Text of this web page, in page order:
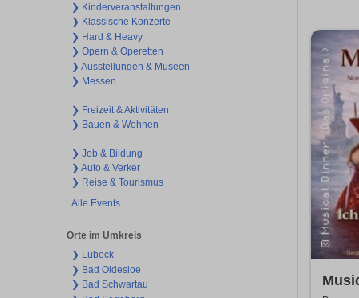
❯ Kinderveranstaltungen
❯ Klassische Konzerte
❯ Hard & Heavy
❯ Opern & Operetten
❯ Ausstellungen & Museen
❯ Messen
❯ Freizeit & Aktivitäten
❯ Bauen & Wohnen
❯ Job & Bildung
❯ Auto & Verker
❯ Reise & Tourismus
Alle Events
Orte im Umkreis
❯ Lübeck
❯ Bad Oldesloe
❯ Bad Schwartau